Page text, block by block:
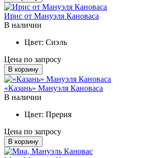
Ирис от Мануэля Кановаса
В наличии
Цвет: Сиэль
Цена по запросу
В корзину
«Казань» Мануэля Кановаса
В наличии
Цвет: Прерия
Цена по запросу
В корзину